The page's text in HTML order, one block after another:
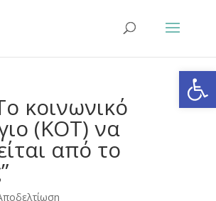
κοινωνικό
(ΚΟΤ) να
από το